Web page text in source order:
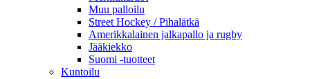
Muu palloilu
Street Hockey / Pihalätkä
Amerikkalainen jalkapallo ja rugby
Jääkiekko
Suomi -tuotteet
Kuntoilu